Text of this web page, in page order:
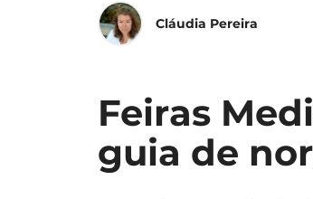
Cláudia Pereira
Feiras
guia de